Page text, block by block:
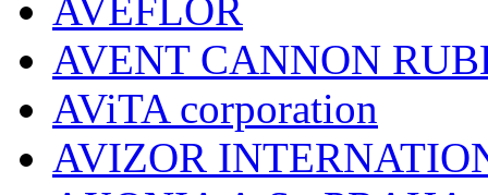
AVEFLOR
AVENT CANNON
AViTA corporation
AVIZOR